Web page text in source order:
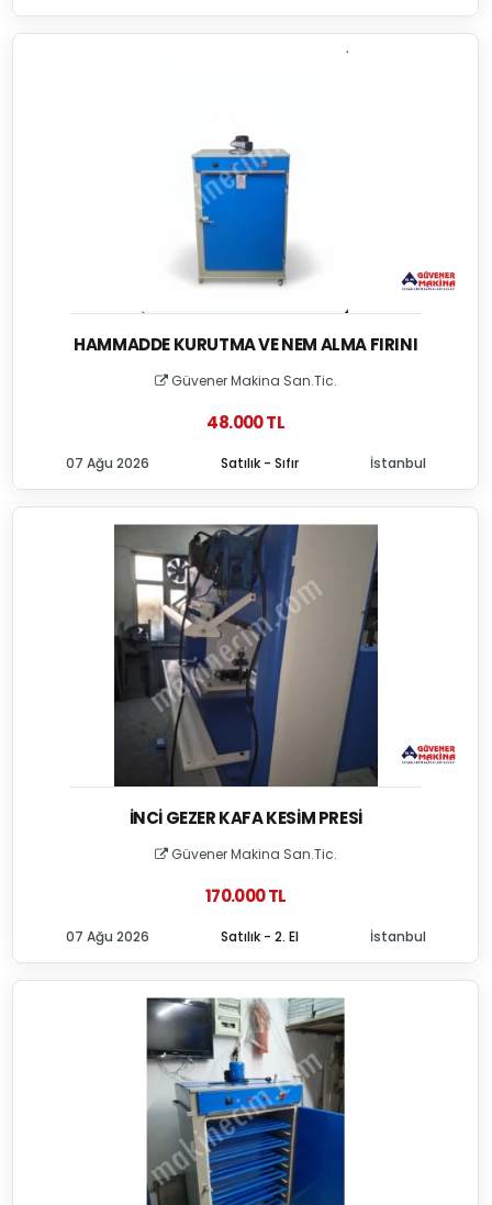
HAMMADDE KURUTMA VE NEM ALMA FIRINI
Güvener Makina San.Tic.
48.000 TL
Satılık - Sıfır
07 Ağu 2026 İstanbul
İNCI GEZER KAFA KESIM PRESI
Güvener Makina San.Tic.
170.000 TL
Satılık - 2. El
07 Ağu 2026 İstanbul